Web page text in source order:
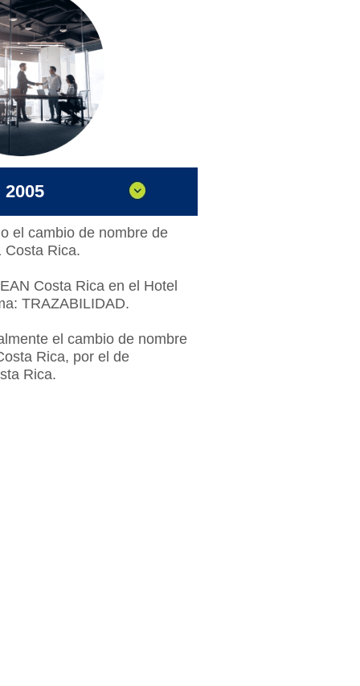
2005
el cambio de nombre de
Costa Rica.
Costa Rica en el Hotel
TRAZABILIDAD.
el cambio de nombre
Rica, por el de
Rica.